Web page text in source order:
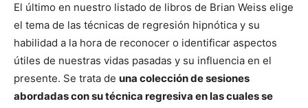
El último en nuestro listado de libros de Brian Weiss elige
el tema de las técnicas de regresión hipnótica y su
habilidad a la hora de reconocer o identificar aspectos
útiles de nuestras vidas pasadas y su influencia en el
presente. Se trata de una colección de sesiones
abordadas con su técnica regresiva en las cuales se